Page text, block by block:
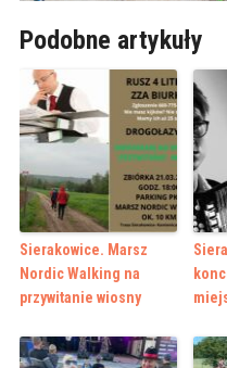
Podobne artykuły
Sierakowice. Marsz
Nordic Walking na
przywitanie wiosny